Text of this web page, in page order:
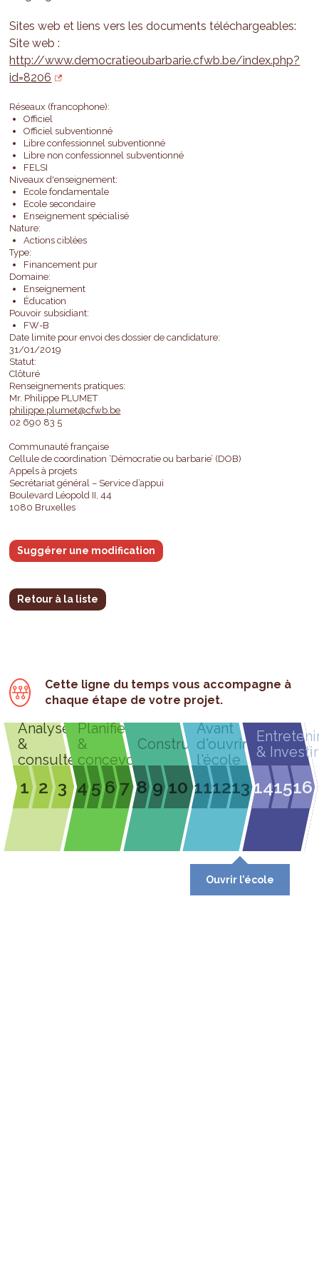
Sites web et liens vers les documents téléchargeables:
Site web :
http://www.democratieoubarbarie.cfwb.be/index.php?
id=8206
Réseaux (francophone):
Officiel
Officiel subventionné
Libre confessionnel subventionné
Libre non confessionnel subventionné
FELSI
Niveaux d'enseignement:
Ecole fondamentale
Ecole secondaire
Enseignement spécialisé
Nature:
Actions ciblées
Type:
Financement pur
Domaine:
Enseignement
Éducation
Pouvoir subsidiant:
FW-B
Date limite pour envoi des dossier de candidature:
31/01/2019
Statut:
Clôturé
Renseignements pratiques:
Mr. Philippe PLUMET
philippe.plumet@cfwb.be
02 690 83 5
Communauté française
Cellule de coordination ‘Démocratie ou barbarie’ (DOB)
Appels à projets
Secrétariat général – Service d’appui
Boulevard Léopold II, 44
1080 Bruxelles
Suggérer une modification
Retour à la liste
Cette ligne du temps vous accompagne à
chaque étape de votre projet.
Analyser
&
consulter
1 2 3
Planifier
&
concevoir
4 567
Construire
8 9 10
Avant
d'ouvrir
l'école
111213
Ouvrir l’école
& Investir
141516